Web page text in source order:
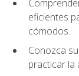
eficientes
cómodos.
Conozca
practicar la